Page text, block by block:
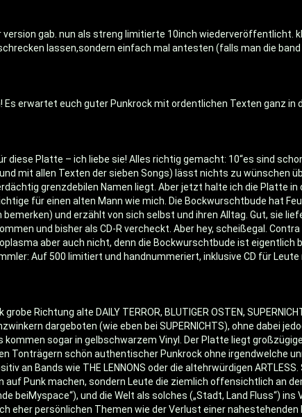
gab. nun als streng limitierte 10inch
lassen,sondern einfach mal antesten (falls man die band
erwartet euch guter Punkrock mit ordentlichen Texten ganz in
diese Platte – ich liebe sie! Alles richtig gemacht: 10“es sind
mit allen Texten der sieben Songs) lässt nichts zu wünschen
grenzdebilen Namen liegt. Aber jetzt halte ich die Platte
für einen alten Mann wie mich. Die Bockwurschtbude hat
und erzählt von sich selbst und ihren Alltag. Gut, sie
und bisher als CD-R vercheckt. Aber hey, scheißegal.
aber auch nicht, denn die Bockwurschtbude ist eigentlich
Auf 500 limitiert und handnummeriert, inklusive CD für
Richtung alte DAILY TERROR, BLUTIGER OSTEN,
dargeboten (wie eben bei SUPERNICHTS), ohne dabei
sogar in gelbschwarzem Vinyl. Der Platte liegt
Tonträgern schön authentischer Punkrock ohne irgendwelche
an Bands wie THE LENNONS oder die altehrwürdigen
Punk machen, sondern Leute die ziemlich offensichtlich an
beiMyspace“), und die Welt als solches („Stadt, Land Fluss“)
eher persönlichen Themen wie der Verlust einer nahestehenden